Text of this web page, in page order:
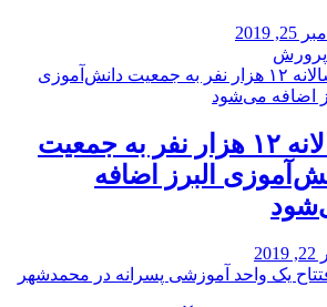
2019
️سالانه ۱۲ هزار نفر به جمعیت
البرز اضافه